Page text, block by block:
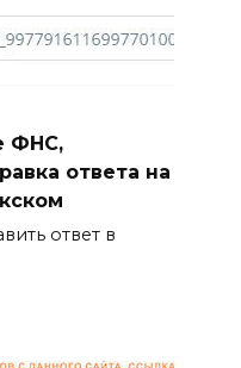
ФНС,
ответа на
ответ в